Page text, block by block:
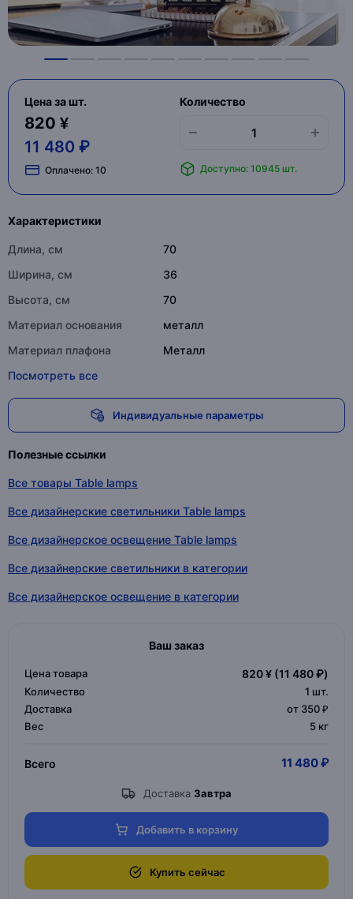
Цена за шт.
820 ¥
11 480 ₽
Оплачено: 10
Количество
Доступно: 10945 шт.
Характеристики
Длина, см
70
Ширина, см
36
Высота, см
70
Материал основания
металл
Материал плафона
Металл
Посмотреть все
Индивидуальные параметры
Полезные ссылки
Все товары Table lamps
Все дизайнерские светильники Table lamps
Все дизайнерское освещение Table lamps
Все дизайнерские светильники в категории
Все дизайнерское освещение в категории
Ваш заказ
Цена товара 820 ¥ (11 480 ₽)
Количество 1 шт.
Доставка
от 350 ₽
Вес
5 кг
Всего 11 480 ₽
Доставка Завтра
Добавить в корзину
Купить сейчас